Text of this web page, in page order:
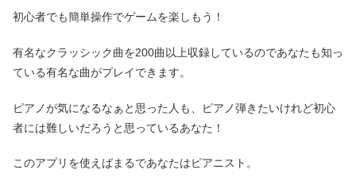
初心者でも簡単操作でゲームを楽しもう！
有名なクラッシック曲を200曲以上収録しているのであなたも知っ
ている有名な曲がプレイできます。
ピアノが気になるなぁと思った人も、ピアノ弾きたいけれど初心
者には難しいだろうと思っているあなた！
このアプリを使えばまるであなたはピアニスト。